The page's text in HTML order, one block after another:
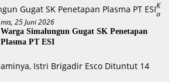
K
A
Mis, 25 Juni 2026
Warga Simalungun Gugat SK Penetapan
Plasma PT ESI